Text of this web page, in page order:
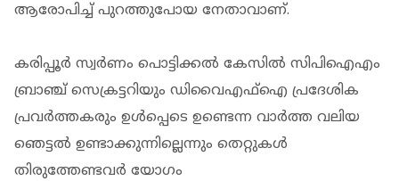
ആരോപിച്ച് പുറത്തുപോയ നേതാവാണ്.
കരിപ്പൂര്‍ സ്വര്‍ണം പൊട്ടിക്കല്‍ കേസില്‍ സിപിഐഎം
ബ്രാഞ്ച് സെക്രട്ടറിയും ഡിവൈഎഫ്‌ഐ പ്രദേശിക
പ്രവര്‍ത്തകരും ഉള്‍പ്പെടെ ഉണ്ടെന്ന വാര്‍ത്ത വലിയ
ഞെട്ടല്‍ ഉണ്ടാക്കുന്നില്ലെന്നും തെറ്റുകള്‍
തിരുത്തേണ്ടവര്‍ യോഗം